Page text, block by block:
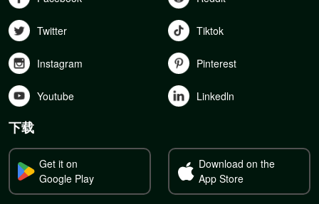
Twitter Tiktok
Instagram Pinterest
Youtube Linkedln
下载
Get it on
Google Play
Download on the
App Store